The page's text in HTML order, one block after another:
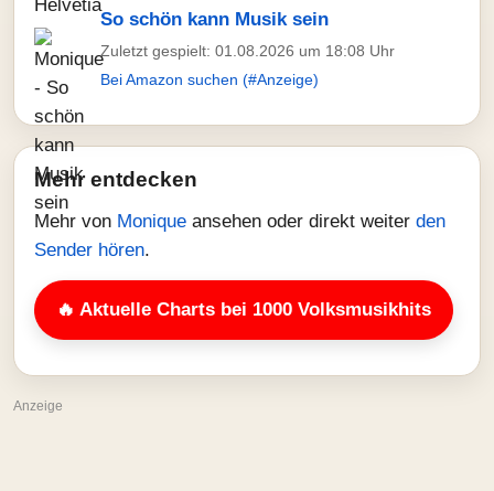
So schön kann Musik sein
Zuletzt gespielt: 01.08.2026 um 18:08 Uhr
Bei Amazon suchen (#Anzeige)
Mehr entdecken
Mehr von Monique ansehen oder direkt weiter den
Sender hören.
🔥 Aktuelle Charts bei 1000 Volksmusikhits
Anzeige